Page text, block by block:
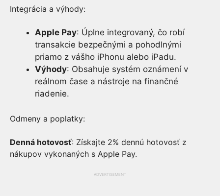
Integrácia a výhody:
Apple Pay: Úplne integrovaný, čo robí
transakcie bezpečnými a pohodlnými
priamo z vášho iPhonu alebo iPadu.
Výhody: Obsahuje systém oznámení v
reálnom čase a nástroje na finančné
riadenie.
Odmeny a poplatky:
Denná hotovosť: Získajte 2% dennú hotovosť z
nákupov vykonaných s Apple Pay.
ADVERTISEMENT